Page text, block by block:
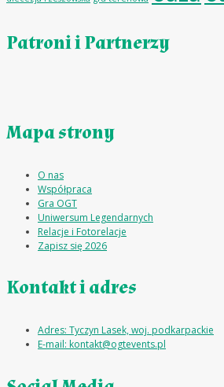
Patroni i Partnerzy
Mapa strony
O nas
Współpraca
Gra OGT
Uniwersum Legendarnych
Relacje i Fotorelacje
Zapisz się 2026
Kontakt i adres
Adres: Tyczyn Lasek, woj. podkarpackie
E-mail: kontakt@ogtevents.pl